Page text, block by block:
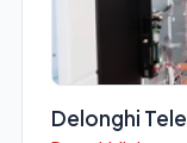
Delonghi